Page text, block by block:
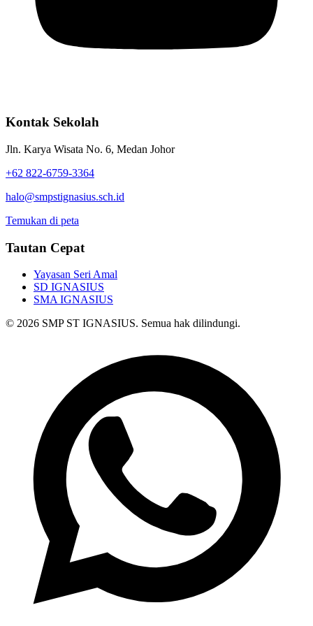
Kontak Sekolah
Jln. Karya Wisata No. 6, Medan Johor
+62 822-6759-3364
halo@smpstignasius.sch.id
Temukan di peta
Tautan Cepat
Yayasan Seri Amal
SD IGNASIUS
SMA IGNASIUS
© 2026 SMP ST IGNASIUS. Semua hak dilindungi.